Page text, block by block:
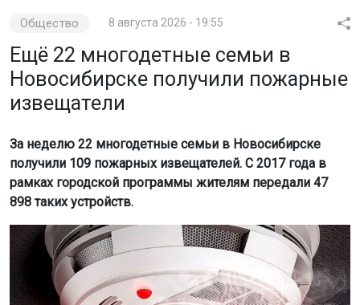
Общество 8 августа 2026 - 19:55
Ещё 22 многодетные семьи в
Новосибирске получили пожарные
извещатели
За неделю 22 многодетные семьи в Новосибирске
получили 109 пожарных извещателей. С 2017 года в
рамках городской программы жителям передали 47
898 таких устройств.